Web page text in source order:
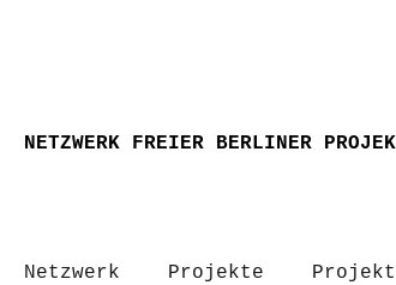
NETZWERK FREIER BERLINER
Netzwerk Projekte